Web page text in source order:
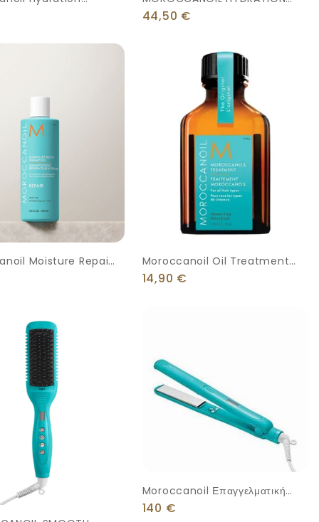
250ml
SET
44,50 €
Moisture Repair
250ml
Moroccanoil Oil Treatment
25ml
14,90 €
Moroccanoil Επαγγελματική
Πρέσα Μαλλιών Perfectly
140 €